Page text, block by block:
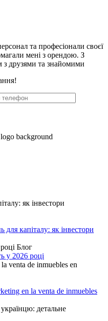
та професіонали своєї
мені з орендою. З
з друзями та знайомими
для капіталу: як інвестори
Блог
у 2026 році
en la venta de inmuebles